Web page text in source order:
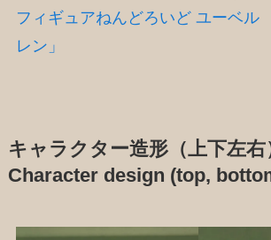
フィギュアねんどろいど ユーベル
レン」
キャラクター造形（上下左右
Character design (top,